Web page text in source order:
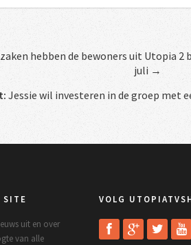
hebben de bewoners uit Utopia 2
juli →
Jessie wil investeren in de groep met
SITE
uit en over
van alle
VOLG